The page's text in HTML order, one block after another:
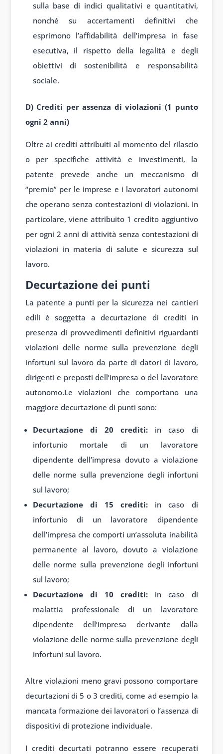
sulla base di indici qualitativi e quantitativi,
nonché su accertamenti definitivi che
esprimono l’affidabilità dell’impresa in fase
esecutiva, il rispetto della legalità e degli
obiettivi di sostenibilità e responsabilità
sociale.
D) Crediti per assenza di violazioni (1 punto
ogni 2 anni)
Oltre ai crediti attribuiti al momento del rilascio
o per specifiche attività e investimenti, la
patente prevede anche un meccanismo di
“premio” per le imprese e i lavoratori autonomi
che operano senza contestazioni di violazioni. In
particolare, viene attribuito 1 credito aggiuntivo
per ogni 2 anni di attività senza contestazioni di
violazioni in materia di salute e sicurezza sul
lavoro.
Decurtazione dei punti
La patente a punti per la sicurezza nei cantieri
edili è soggetta a decurtazione di crediti in
presenza di provvedimenti definitivi riguardanti
violazioni delle norme sulla prevenzione degli
infortuni sul lavoro da parte di datori di lavoro,
dirigenti e preposti dell’impresa o del lavoratore
autonomo.Le violazioni che comportano una
maggiore decurtazione di punti sono:
Decurtazione di 20 crediti: in caso di
infortunio mortale di un lavoratore
dipendente dell’impresa dovuto a violazione
delle norme sulla prevenzione degli infortuni
sul lavoro;
Decurtazione di 15 crediti: in caso di
infortunio di un lavoratore dipendente
dell’impresa che comporti un’assoluta inabilità
permanente al lavoro, dovuto a violazione
delle norme sulla prevenzione degli infortuni
sul lavoro;
Decurtazione di 10 crediti: in caso di
malattia professionale di un lavoratore
dipendente dell’impresa derivante dalla
violazione delle norme sulla prevenzione degli
infortuni sul lavoro.
Altre violazioni meno gravi possono comportare
decurtazioni di 5 o 3 crediti, come ad esempio la
mancata formazione dei lavoratori o l’assenza di
dispositivi di protezione individuale.
I crediti decurtati potranno essere recuperati